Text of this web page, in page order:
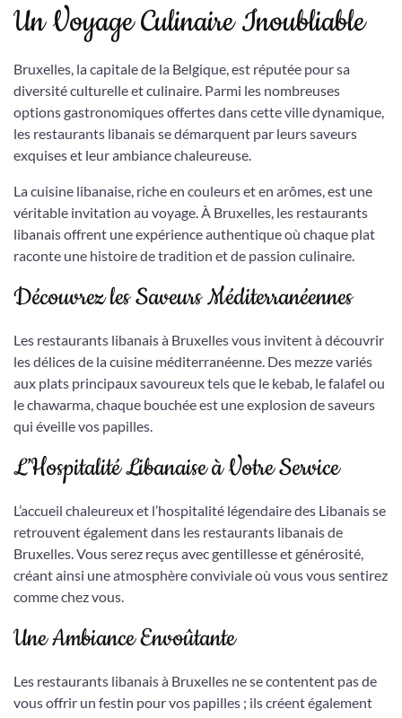
Un Voyage Culinaire Inoubliable
Bruxelles, la capitale de la Belgique, est réputée pour sa
diversité culturelle et culinaire. Parmi les nombreuses
options gastronomiques offertes dans cette ville dynamique,
les restaurants libanais se démarquent par leurs saveurs
exquises et leur ambiance chaleureuse.
La cuisine libanaise, riche en couleurs et en arômes, est une
véritable invitation au voyage. À Bruxelles, les restaurants
libanais offrent une expérience authentique où chaque plat
raconte une histoire de tradition et de passion culinaire.
Découvrez les Saveurs Méditerranéennes
Les restaurants libanais à Bruxelles vous invitent à découvrir
les délices de la cuisine méditerranéenne. Des mezze variés
aux plats principaux savoureux tels que le kebab, le falafel ou
le chawarma, chaque bouchée est une explosion de saveurs
qui éveille vos papilles.
L’Hospitalité Libanaise à Votre Service
L’accueil chaleureux et l’hospitalité légendaire des Libanais se
retrouvent également dans les restaurants libanais de
Bruxelles. Vous serez reçus avec gentillesse et générosité,
créant ainsi une atmosphère conviviale où vous vous sentirez
comme chez vous.
Une Ambiance Envoûtante
Les restaurants libanais à Bruxelles ne se contentent pas de
vous offrir un festin pour vos papilles ; ils créent également